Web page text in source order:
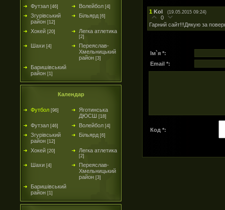
Футзал [46] Волейбол [4]
Згурівський
район [12]
Більярд [6]
Хокей [20] Легка атлетика
[2]
Шахи [4]
Переяслав-
Хмельницький
район [3]
Баришівський
район [1]
Календар
Футбол [96]
Яготинська
ДЮСШ [18]
Футзал [46] Волейбол [4]
Згурівський
район [12]
Більярд [6]
Хокей [20] Легка атлетика
[2]
Шахи [4]
Переяслав-
Хмельницький
район [3]
Баришівський
район [1]
1 Kol (19.05.2015 09:24)
0
Гарний сайт!!!Дякую за
Ім`я *:
Email *:
Код *: